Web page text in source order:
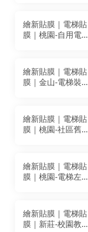
BA059
繪新貼膜｜電梯貼
膜｜桃園-自用電梯
繪新貼膜｜電梯貼
膜｜金山-電梯裝潢
繪新貼膜｜電梯貼
膜｜桃園-社區舊電
繪新貼膜｜電梯貼
膜｜桃園-電梯左右
繪新貼膜｜電梯貼
膜｜新莊-校園教育